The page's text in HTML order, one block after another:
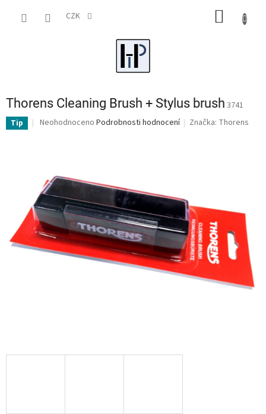
CZK
Thorens Cleaning Brush + Stylus brush 3741
Tip
Průměrné
5
hvězdiček.
Neohodnoceno Podrobnosti hodnocení Značka: Thorens